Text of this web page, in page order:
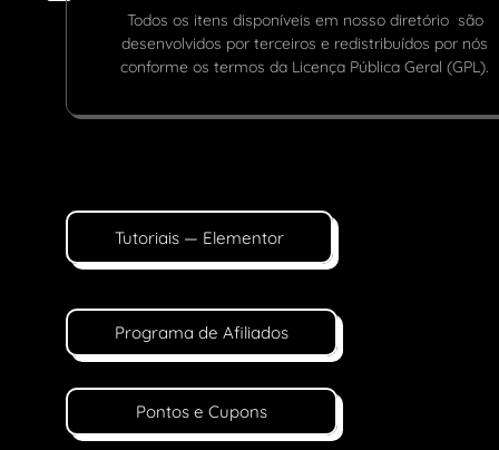
Todos os itens disponíveis em nosso diretório são
desenvolvidos por terceiros e redistribuídos por nós
conforme os termos da Licença Pública Geral (GPL).
Tutoriais — Elementor
Programa de Afiliados
Pontos e Cupons